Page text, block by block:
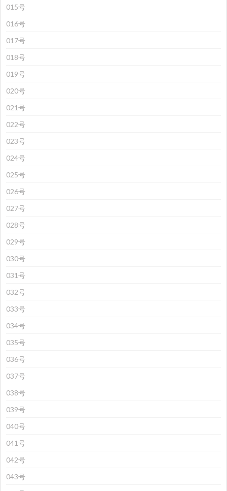
015号
016号
017号
018号
019号
020号
021号
022号
023号
024号
025号
026号
027号
028号
029号
030号
031号
032号
033号
034号
035号
036号
037号
038号
039号
040号
041号
042号
043号